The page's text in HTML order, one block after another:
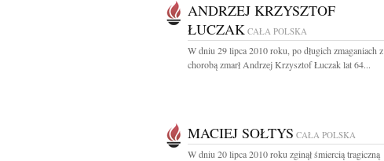
ANDRZEJ KRZYSZTOF
ŁUCZAK CAŁA POLSKA
W dniu 29 lipca 2010 roku, po długich zmaganiach z
chorobą zmarł Andrzej Krzysztof Łuczak lat 64...
MACIEJ SOŁTYS CAŁA POLSKA
W dniu 20 lipca 2010 roku zginął śmiercią tragiczną